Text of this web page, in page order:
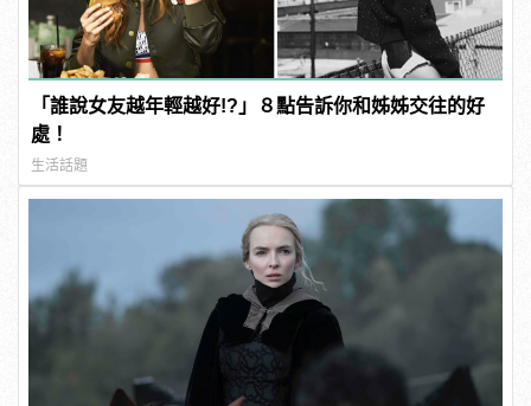
「誰說女友越年輕越好!?」８點告訴你和姊姊交往的好
處！
生活話題